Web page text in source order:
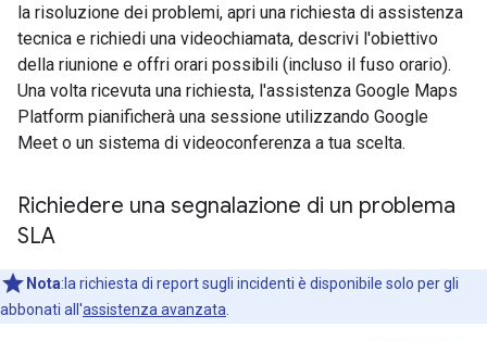
la risoluzione dei problemi, apri una richiesta di assistenza
tecnica e richiedi una videochiamata, descrivi l'obiettivo
della riunione e offri orari possibili (incluso il fuso orario).
Una volta ricevuta una richiesta, l'assistenza Google Maps
Platform pianificherà una sessione utilizzando Google
Meet o un sistema di videoconferenza a tua scelta.
Richiedere una segnalazione di un problema
SLA
Nota:la richiesta di report sugli incidenti è disponibile solo per gli
abbonati all'assistenza avanzata